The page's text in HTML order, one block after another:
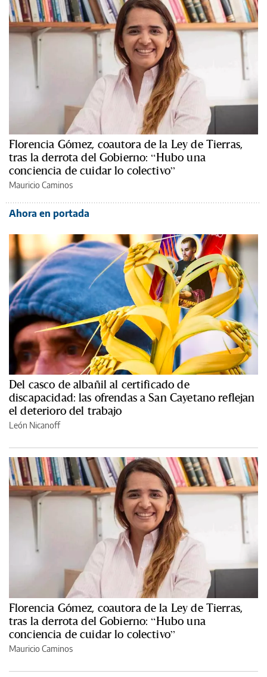
Florencia Gómez, coautora de la Ley de Tierras,
tras la derrota del Gobierno: “Hubo una
conciencia de cuidar lo colectivo”
Mauricio Caminos
Ahora en portada
Del casco de albañil al certificado de
discapacidad: las ofrendas a San Cayetano reflejan
el deterioro del trabajo
León Nicanoff
Florencia Gómez, coautora de la Ley de Tierras,
tras la derrota del Gobierno: “Hubo una
conciencia de cuidar lo colectivo”
Mauricio Caminos